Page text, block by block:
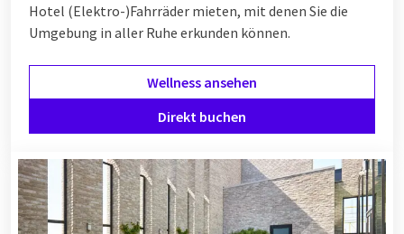
Hotel (Elektro-)Fahrräder mieten, mit denen Sie die
Umgebung in aller Ruhe erkunden können.
Wellness ansehen
Direkt buchen